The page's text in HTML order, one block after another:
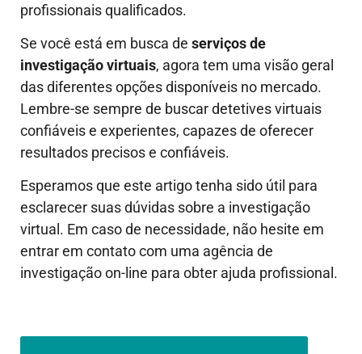
profissionais qualificados.
Se você está em busca de serviços de
investigação virtuais, agora tem uma visão geral
das diferentes opções disponíveis no mercado.
Lembre-se sempre de buscar detetives virtuais
confiáveis e experientes, capazes de oferecer
resultados precisos e confiáveis.
Esperamos que este artigo tenha sido útil para
esclarecer suas dúvidas sobre a investigação
virtual. Em caso de necessidade, não hesite em
entrar em contato com uma agência de
investigação on-line para obter ajuda profissional.